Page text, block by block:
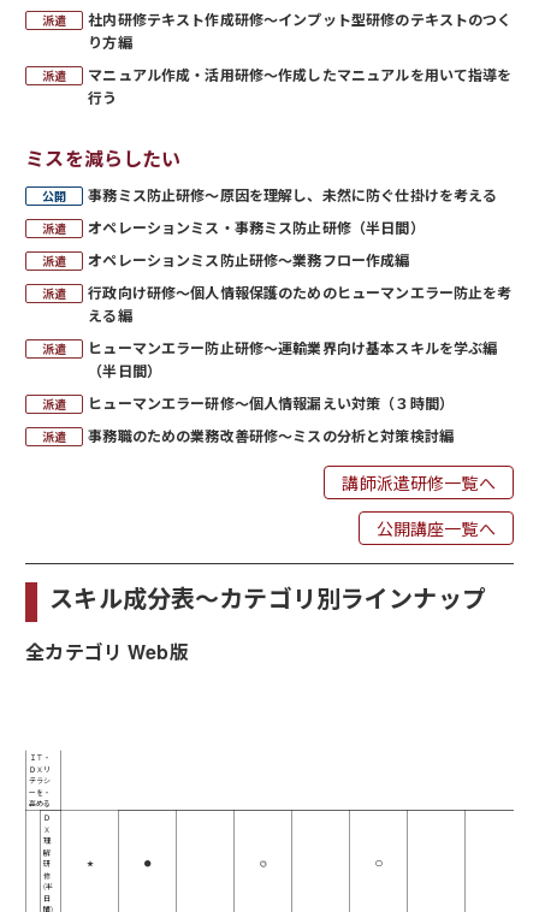
社内研修テキスト作成研修～インプット型研修のテキストのつく
り方編
マニュアル作成・活用研修～作成したマニュアルを用いて指導を
行う
ミスを減らしたい
事務ミス防止研修～原因を理解し、未然に防ぐ仕掛けを考える
オペレーションミス・事務ミス防止研修（半日間）
オペレーションミス防止研修～業務フロー作成編
行政向け研修～個人情報保護のためのヒューマンエラー防止を考
える編
ヒューマンエラー防止研修～運輸業界向け基本スキルを学ぶ編
（半日間）
ヒューマンエラー研修～個人情報漏えい対策（３時間）
事務職のための業務改善研修～ミスの分析と対策検討編
講師派遣研修一覧へ
公開講座一覧へ
スキル成分表～カテゴリ別ラインナップ
全カテゴリ Web版
ＩＴ・
ＤＸリ
テラシ
ーを・
高める
Ｄ
Ｘ
理
解
研
修
(半
日
間)
★ ● ◎ ○